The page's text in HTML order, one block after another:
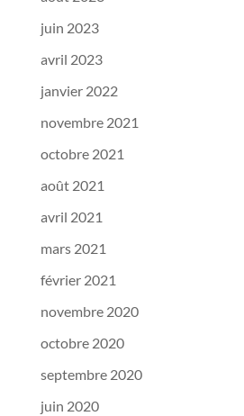
juin 2023
avril 2023
janvier 2022
novembre 2021
octobre 2021
août 2021
avril 2021
mars 2021
février 2021
novembre 2020
octobre 2020
septembre 2020
juin 2020